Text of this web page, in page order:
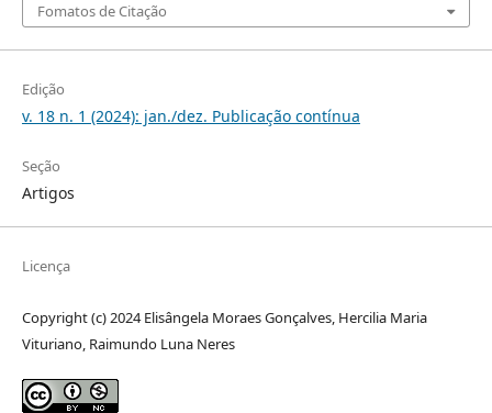
Fomatos de Citação
Edição
v. 18 n. 1 (2024): jan./dez. Publicação contínua
Seção
Artigos
Licença
Copyright (c) 2024 Elisângela Moraes Gonçalves, Hercilia Maria
Vituriano, Raimundo Luna Neres